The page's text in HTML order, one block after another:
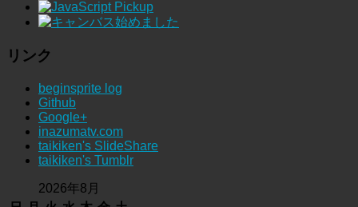
リンク
beginsprite log
Github
Google+
inazumatv.com
taikiken's SlideShare
taikiken's Tumblr
2026年8月